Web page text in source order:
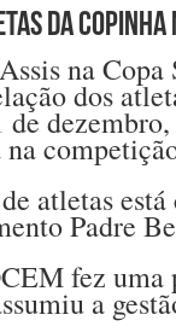
da Copinha
na
dos
de
na
atletas
Padre
fez uma
a